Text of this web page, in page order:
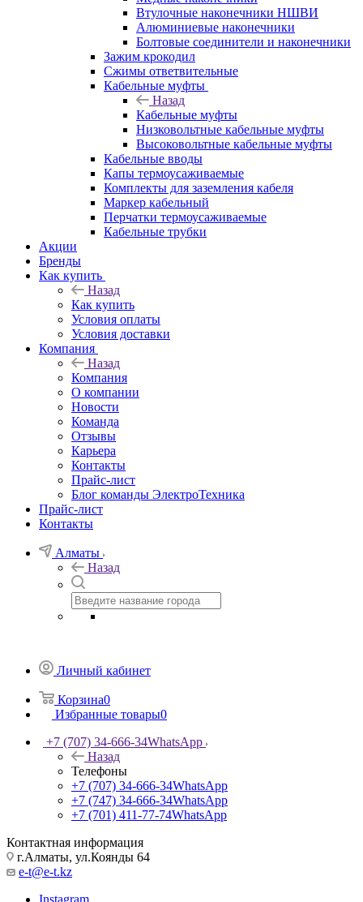
Втулочные наконечники НШВИ
Алюминиевые наконечники
Болтовые соединители и наконечники
Зажим крокодил
Сжимы ответвительные
Кабельные муфты
Назад
Кабельные муфты
Низковольтные кабельные муфты
Высоковольтные кабельные муфты
Кабельные вводы
Капы термоусаживаемые
Комплекты для заземления кабеля
Маркер кабельный
Перчатки термоусаживаемые
Кабельные трубки
Акции
Бренды
Как купить
Назад
Как купить
Условия оплаты
Условия доставки
Компания
Назад
Компания
О компании
Новости
Команда
Отзывы
Карьера
Контакты
Прайс-лист
Блог команды ЭлектроТехника
Прайс-лист
Контакты
Алматы
Назад
Личный кабинет
Корзина0
Избранные товары0
+7 (707) 34-666-34WhatsApp
Назад
Телефоны
+7 (707) 34-666-34WhatsApp
+7 (747) 34-666-34WhatsApp
+7 (701) 411-77-74WhatsApp
Контактная информация
г.Алматы, ул.Коянды 64
e-t@e-t.kz
Instagram